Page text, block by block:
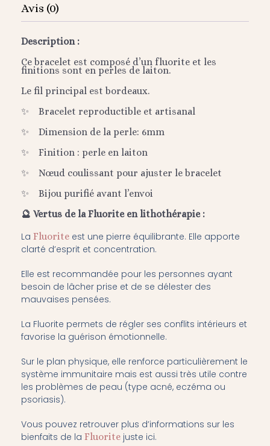
Avis (0)
Description :
Ce bracelet est composé d’un fluorite et les
finitions sont en perles de laiton.
Le fil principal est bordeaux.
✨ Bracelet reproductible et artisanal
✨ Dimension de la perle: 6mm
✨ Finition : perle en laiton
✨ Nœud coulissant pour ajuster le bracelet
✨ Bijou purifié avant l’envoi
🔮 Vertus de la Fluorite en lithothérapie :
La Fluorite est une pierre équilibrante. Elle apporte
clarté d’esprit et concentration.
Elle est recommandée pour les personnes ayant
besoin de lâcher prise et de se délester des
mauvaises pensées.
La Fluorite permets de régler ses conflits intérieurs et
favorise la guérison émotionnelle.
Sur le plan physique, elle renforce particulièrement le
système immunitaire mais est aussi très utile contre
les problèmes de peau (type acné, eczéma ou
psoriasis).
Vous pouvez retrouver plus d’informations sur les
bienfaits de la Fluorite juste ici.